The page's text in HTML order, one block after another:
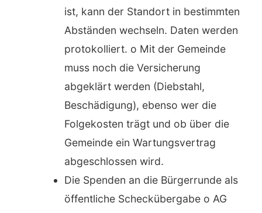
ist, kann der Standort in bestimmten
Abständen wechseln. Daten werden
protokolliert. o Mit der Gemeinde
muss noch die Versicherung
abgeklärt werden (Diebstahl,
Beschädigung), ebenso wer die
Folgekosten trägt und ob über die
Gemeinde ein Wartungsvertrag
abgeschlossen wird.
Die Spenden an die Bürgerrunde als
öffentliche Scheckübergabe o AG